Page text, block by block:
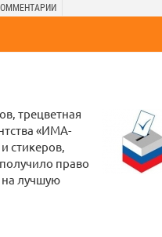
трецветная
«ИМА-
стикеров,
право
на лучшую